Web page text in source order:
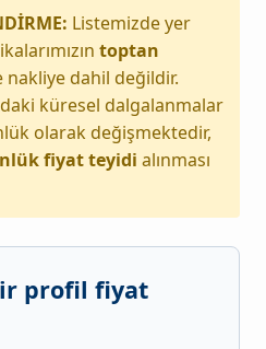
Listemizde yer
toptan
nakliye dahil değildir.
küresel dalgalanmalar
olarak değişmektedir,
fiyat teyidi alınması
profil fiyat